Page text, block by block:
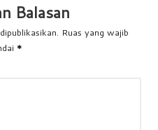
Balasan
Ruas yang wajib
*